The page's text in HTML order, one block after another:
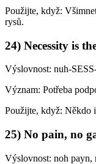
Použijte, když:
rysů.
24) Necessity is
Výslovnost: nuh-
Význam: Potřeba
Použijte, když: Někdo
25) No pain, no
Výslovnost: noh payn,